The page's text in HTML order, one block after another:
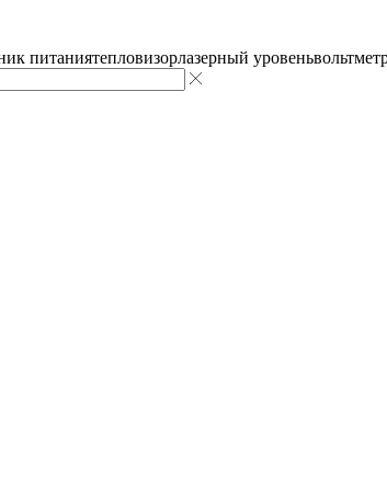
питаниятепловизорлазерный уровень